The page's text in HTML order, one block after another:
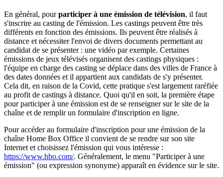
En général, pourparticiper à une émission de télévision, il faut
s'inscrire au casting de l'émission. Les castings peuvent être très
différents en fonction des émissions. Ils peuvent être réalisés à
distance et nécessiter l'envoi de divers documents permettant au
candidat de se présenter : une vidéo par exemple. Certaines
émissions de jeux télévisés organisent des castings physiques :
l'équipe en charge des casting se déplace dans des villes de France à
des dates données et il appartient aux candidats de s'y présenter.
Cela dit, en raison de la Covid, cette pratique s'est largement raréfiée
au profit de castings à distance. Quoi qu'il en soit, la première étape
pour participer à une émission est de se renseigner sur le site de la
chaîne et de remplir un formulaire d'inscription en ligne.
Pour accéder au formulaire d'inscription pour une émission de la
chaîne Home Box Office il convient de se rendre sur son site
Internet et choisissez l'émission qui vous intéresse :
https://www.hbo.com/. Généralement, le menu "Participer à une
émission" (ou expression synonyme) apparaît en évidence sur le site.